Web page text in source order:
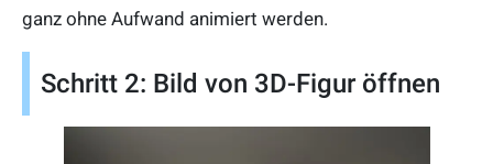
ganz ohne Aufwand animiert werden.
Schritt 2: Bild von 3D-Figur öffnen